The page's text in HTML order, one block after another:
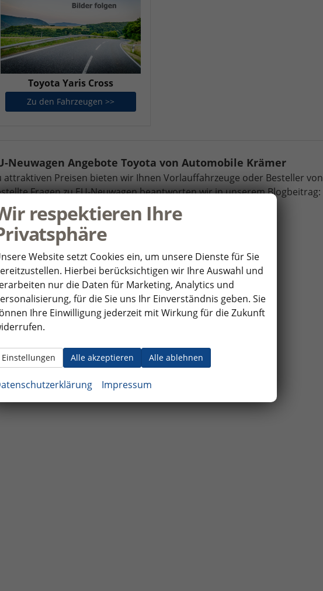
Toyota Yaris Cross
Zu den Fahrzeugen >>
Neuwagen Angebote Toyota von Automobile Krämer
attraktiven Preisen bieten wir Ihnen Vorlauffahrzeuge oder Besteller
Fragen zu EU-Neuwagen beantworten wir in unserem Blogbeitrag:
respektieren Ihre
Website setzt Cookies ein, um unsere Dienste für Sie
Hierbei berücksichtigen wir Ihre Auswahl und
nur die Daten für Marketing, Analytics und
für die Sie uns Ihr Einverständnis geben. Sie
Ihre Einwilligung jederzeit mit Wirkung für die Zukunft
Alle akzeptieren Alle ablehnen
Einstellungen
Impressum